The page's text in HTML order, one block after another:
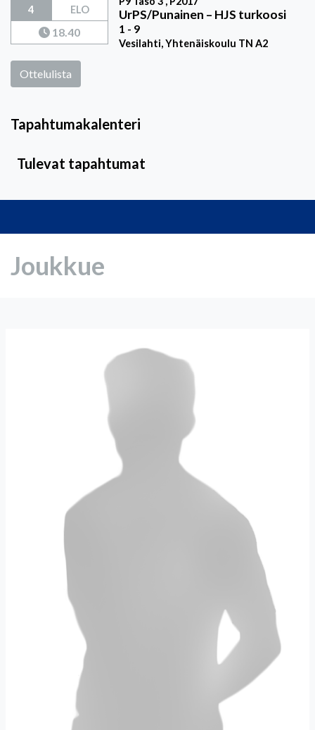
4 ELO
18.40
UrPS/Punainen – HJS turkoosi
1 - 9
Vesilahti, Yhtenäiskoulu TN A2
Ottelulista
Tapahtumakalenteri
Tulevat tapahtumat
Joukkue